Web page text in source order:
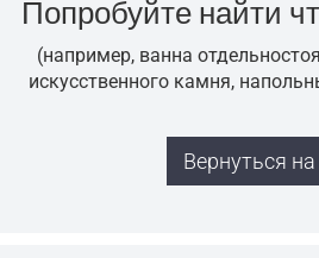
Попробуйте найти
(например, ванна
искусственного камня,
Вернуться